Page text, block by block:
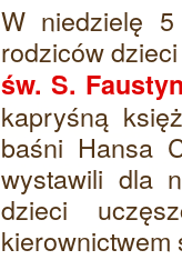
W niedzielę
rodziców
św. S.
kapryśną
baśni Hansa
wystawili dla
dzieci